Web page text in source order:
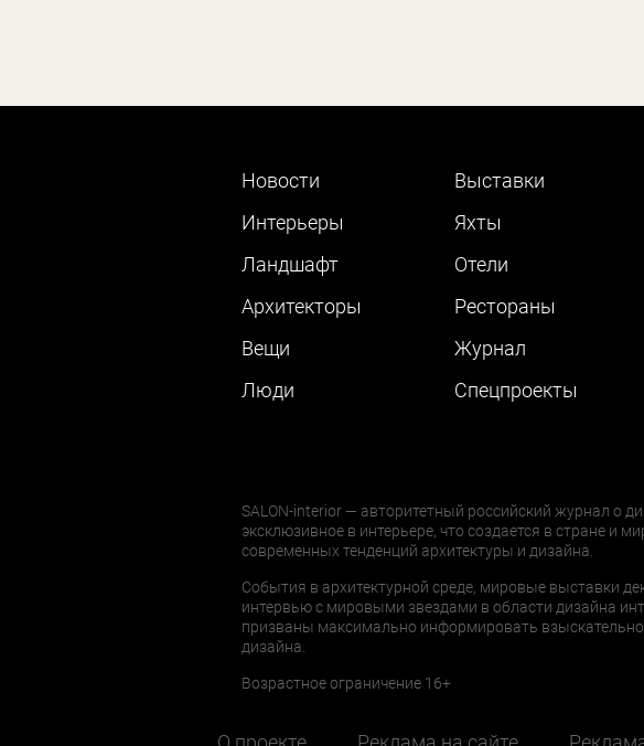
Новости
Интерьеры
Ландшафт
Архитекторы
Вещи
Люди
Выставки
Яхты
Отели
Рестораны
Журнал
Cпецпроекты
SALON-interior — авторитетный российский журнал о
эксклюзивное в интерьере, что создается в стране и
современных тенденций архитектуры и дизайна.
События в архитектурной среде, мировые выставки
интервью с мировыми звездами в области дизайна
призваны максимально информировать
дизайна.
Возрастное ограничение 16+